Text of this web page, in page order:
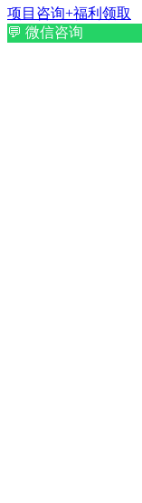
项目咨询+福利领取
💬 微信咨询